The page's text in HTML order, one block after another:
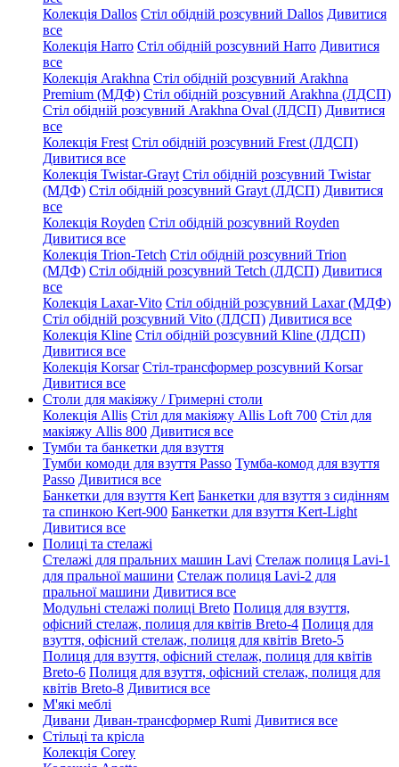
Колекція Dallos Стіл обідній розсувний Dallos Дивитися
все
Колекція Harro Стіл обідній розсувний Harro Дивитися
все
Колекція Arakhna Стіл обідній розсувний Arakhna
Premium (МДФ) Стіл обідній розсувний Arakhna (ЛДСП)
Стіл обідній розсувний Arakhna Oval (ЛДСП) Дивитися
все
Колекція Frest Стіл обідній розсувний Frest (ЛДСП)
Дивитися все
Колекція Twistar-Grayt Стіл обідній розсувний Twistar
(МДФ) Стіл обідній розсувний Grayt (ЛДСП) Дивитися
все
Колекція Royden Стіл обідній розсувний Royden
Дивитися все
Колекція Trion-Tetch Стіл обідній розсувний Trion
(МДФ) Стіл обідній розсувний Tetch (ЛДСП) Дивитися
все
Колекція Laxar-Vito Стіл обідній розсувний Laxar (МДФ)
Стіл обідній розсувний Vito (ЛДСП) Дивитися все
Колекція Kline Стіл обідній розсувний Kline (ЛДСП)
Дивитися все
Колекція Korsar Стіл-трансформер розсувний Korsar
Дивитися все
Столи для макіяжу / Гримерні столи
Колекція Allis Стіл для макіяжу Allis Loft 700 Стіл для
макіяжу Allis 800 Дивитися все
Тумби та банкетки для взуття
Тумби комоди для взуття Passo Тумба-комод для взуття
Passo Дивитися все
Банкетки для взуття Kert Банкетки для взуття з сидінням
та спинкою Kert-900 Банкетки для взуття Kert-Light
Дивитися все
Полиці та стелажі
Стелажі для пральних машин Lavi Стелаж полиця Lavi-1
для пральної машини Стелаж полиця Lavi-2 для
пральної машини Дивитися все
Модульні стелажі полиці Breto Полиця для взуття,
офісний стелаж, полиця для квітів Breto-4 Полиця для
взуття, офісний стелаж, полиця для квітів Breto-5
Полиця для взуття, офісний стелаж, полиця для квітів
Breto-6 Полиця для взуття, офісний стелаж, полиця для
квітів Breto-8 Дивитися все
М'які меблі
Дивани Диван-трансформер Rumi Дивитися все
Стільці та крісла
Колекція Corey